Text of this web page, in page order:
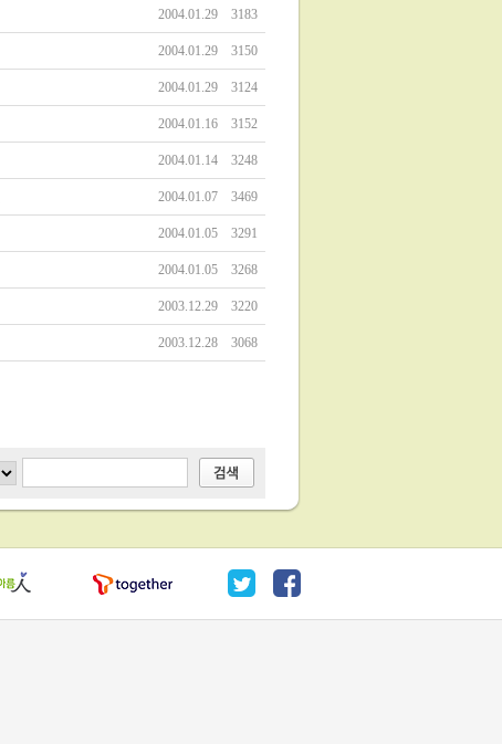
2004.01.29 3183
2004.01.29 3150
2004.01.29 3124
2004.01.16 3152
2004.01.14 3248
2004.01.07 3469
2004.01.05 3291
2004.01.05 3268
2003.12.29 3220
2003.12.28 3068